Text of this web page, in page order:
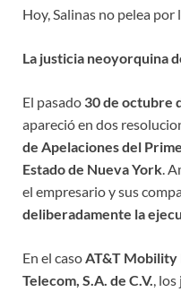
Hoy, Salinas no pelea
La justicia neoyorquina
El pasado 30 de octubre
apareció en dos
de Apelaciones del
Estado de Nueva York.
el empresario y sus
deliberadamente la
En el casoAT&T Mobility
Telecom, S.A. de C.V.,